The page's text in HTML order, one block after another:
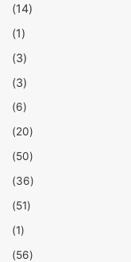
(14)
(1)
(3)
(3)
(6)
(20)
(50)
(36)
(51)
(1)
(56)